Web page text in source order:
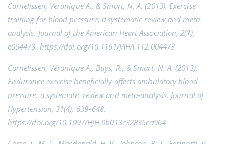
Cornelissen, Veronique A., & Smart, N. A. (2013). Exercise
training for blood pressure: a systematic review and meta-
analysis. Journal of the American Heart Association, 2(1),
e004473. https://doi.org/10.1161/JAHA.112.004473
Cornelissen, Véronique A., Buys, R., & Smart, N. A. (2013).
Endurance exercise beneficially affects ambulatory blood
pressure: a systematic review and meta-analysis. Journal of
Hypertension, 31(4), 639–648.
https://doi.org/10.1097/HJH.0b013e32835ca964